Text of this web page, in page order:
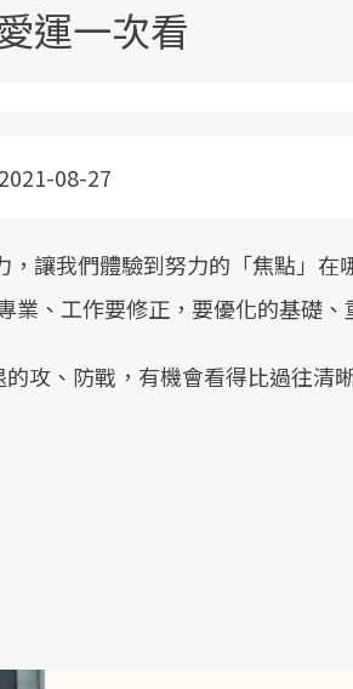
運一次看
2021-08-27
讓我們體驗到努力的「焦點」在
、工作要修正，要優化的基礎、
攻、防戰，有機會看得比過往清
政策如「健康台灣推
關注的核心議題。然而
狀況、啟動健康管理的
全面啟動你的健康革
建立對亞健康的認知